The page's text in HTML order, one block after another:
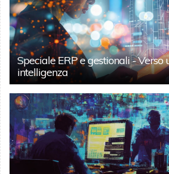
Speciale ERP e gestionali - Verso
intelligenza